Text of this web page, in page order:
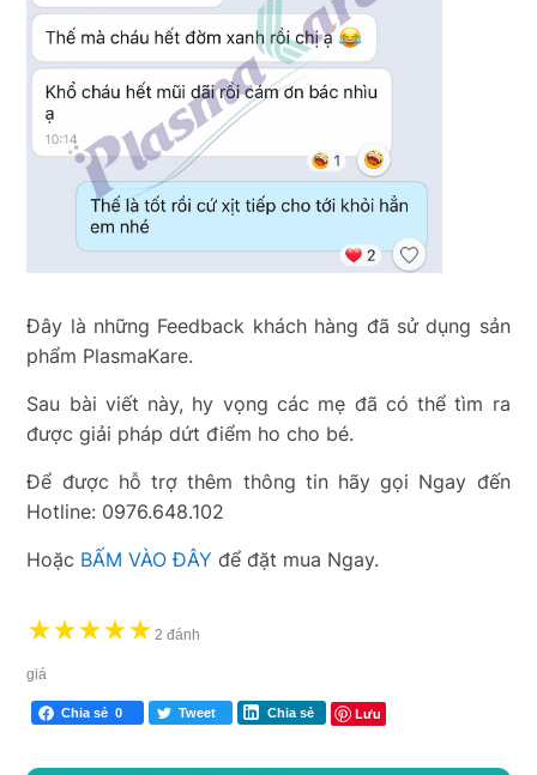
Đây là những Feedback khách hàng đã sử dụng sản
phẩm PlasmaKare.
Sau bài viết này, hy vọng các mẹ đã có thể tìm ra
được giải pháp dứt điểm ho cho bé.
Để được hỗ trợ thêm thông tin hãy gọi Ngay đến
Hotline: 0976.648.102
Hoặc BẤM VÀO ĐÂY để đặt mua Ngay.
★★★★★ 2 đánh
giá
Chia sẻ 0 Tweet Chia sẻ Lưu